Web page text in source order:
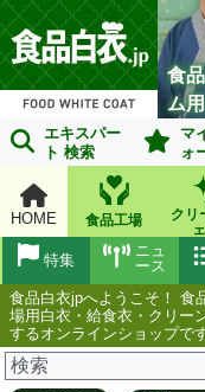
食
ム
エキスパー
ト 検索
マ
ォ
HOME 食品工場
クリ
ニュ
ース
特集
食品白衣jpへようこそ！ 食
場用白衣・給食衣・クリー
するオンラインショップです